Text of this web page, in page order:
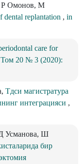
Р Омонов, М
dental replantation , in
care for
20 № 3 (2020):
Тдси магистратура
интеграцияси ,
Усманова, Ш
бир